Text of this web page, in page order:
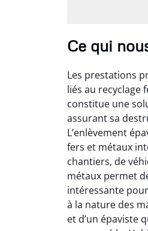
Ce qui
Les prestations
liés au recyclage
constitue une
assurant sa
L’enlèvement
fers et métaux
chantiers, de
métaux permet
intéressante
à la nature des
et d’un épaviste